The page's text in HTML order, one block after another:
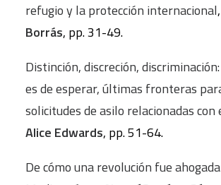
refugio y la protección internacional,
Borrás, pp. 31-49.
Distinción, discreción,
es de esperar, últimas fronteras
solicitudes de asilo relacionadas con
Alice Edwards, pp. 51-64.
De cómo una revolución fue